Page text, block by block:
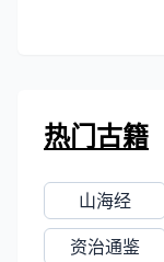
说：“
人。
热门古籍
山海经
资治通鉴